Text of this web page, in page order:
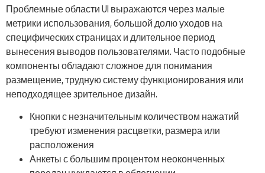
Проблемные области UI выражаются через малые
метрики использования, большой долю уходов на
специфических страницах и длительное период
вынесения выводов пользователями. Часто подобные
компоненты обладают сложное для понимания
размещение, трудную систему функционирования или
неподходящее зрительное дизайн.
Кнопки с незначительным количеством нажатий
требуют изменения расцветки, размера или
расположения
Анкеты с большим процентом неоконченных